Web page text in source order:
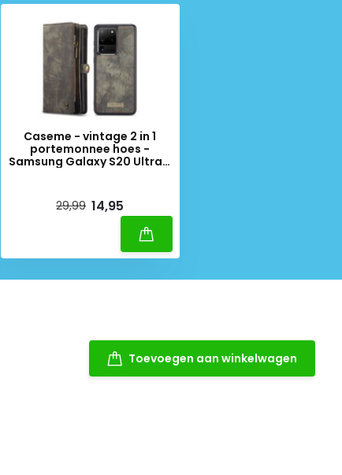
Caseme - vintage 2 in 1
portemonnee hoes -
Samsung Galaxy S20 Ultra -
29,99 14,95
Toevoegen aan winkelwagen